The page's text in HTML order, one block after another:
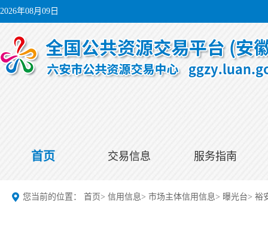
2026年08月09日
首页 交易信息 服务指南
您当前的位置： 首页> 信用信息> 市场主体信用信息> 曝光台> 裕